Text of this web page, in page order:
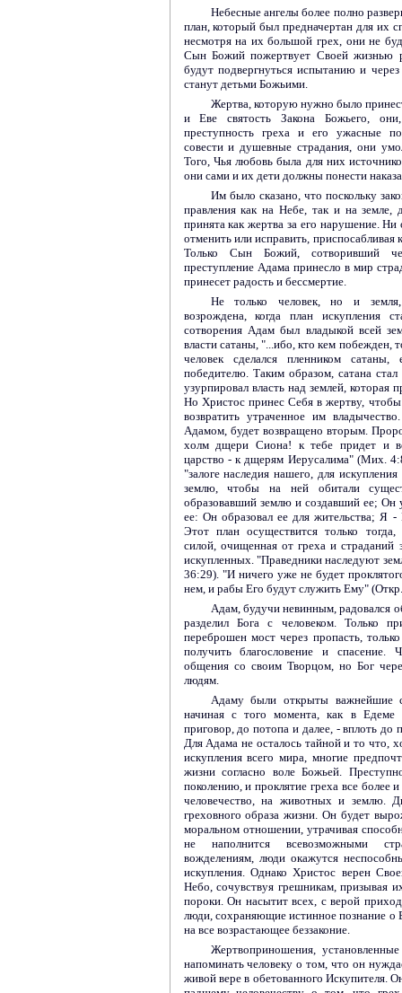
Небесные ангелы более полно
план, который был предначертан для их
несмотря на их большой грех, они не
Сын Божий пожертвует Своей жизнью
будут подвергнуться испытанию и
станут детьми Божьими.
Жертва, которую нужно было
и Еве святость Закона Божьего,
преступность греха и его ужасные
совести и душевные страдания, они
Того, Чья любовь была для них
они сами и их дети должны понести
Им было сказано, что поскольку
правления как на Небе, так и на
принята как жертва за его нарушение. Ни
отменить или исправить,
Только Сын Божий, сотворивший
преступление Адама принесло в мир
принесет радость и бессмертие.
Не только человек, но и
возрождена, когда план искупления
сотворения Адам был владыкой всей
власти сатаны, "...ибо, кто кем побежден,
человек сделался пленником
победителю. Таким образом, сатана
узурпировал власть над землей,
Но Христос принес Себя в жертву, чтобы
возвратить утраченное им
Адамом, будет возвращено вторым.
холм дщери Сиона! к тебе придет и
царство - к дщерям Иерусалима" (Мих.
"залоге наследия нашего, для
землю, чтобы на ней обитали
образовавший землю и создавший ее; Он
ее: Он образовал ее для жительства; Я
Этот план осуществится только тогда,
силой, очищенная от греха и страданий
искупленных. "Праведники наследуют
36:29). "И ничего уже не будет
нем, и рабы Его будут служить Ему"
Адам, будучи невинным, радовался
разделил Бога с человеком. Только
переброшен мост через пропасть,
получить благословение и
общения со своим Творцом, но Бог
людям.
Адаму были открыты важнейшие
начиная с того момента, как в Едеме
приговор, до потопа и далее, - вплоть
Для Адама не осталось тайной и то что,
искупления всего мира, многие
жизни согласно воле Божьей.
поколению, и проклятие греха все более
человечество, на животных и землю.
греховного образа жизни. Он будет
моральном отношении, утрачивая
не наполнится всевозможными
вожделениям, люди окажутся
искупления. Однако Христос верен
Небо, сочувствуя грешникам, призывая
пороки. Он насытит всех, с верой
люди, сохраняющие истинное познание о
на все возрастающее беззаконие.
Жертвоприношения,
напоминать человеку о том, что он
живой вере в обетованного Искупителя.